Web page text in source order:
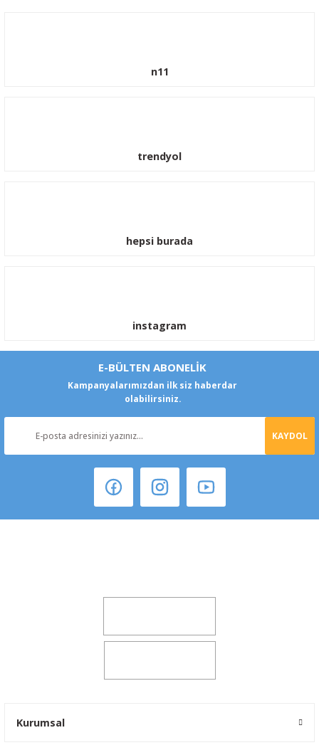
n11
trendyol
hepsi burada
instagram
E-BÜLTEN ABONELİK
Kampanyalarımızdan ilk siz haberdar
olabilirsiniz.
KAYDOL
Kurumsal